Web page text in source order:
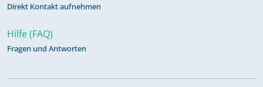
Direkt Kontakt aufnehmen
Hilfe (FAQ)
Fragen und Antworten